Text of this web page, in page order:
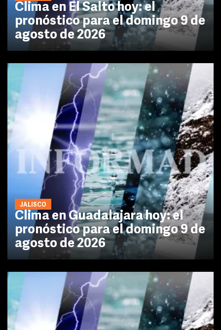
Clima en El Salto hoy: el
pronóstico para el domingo 9 de
agosto de 2026
JALISCO
Clima en Guadalajara hoy: el
pronóstico para el domingo 9 de
agosto de 2026